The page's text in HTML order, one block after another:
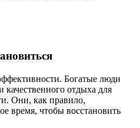
Богатые люди
отдыха для
Они, как правило,
время, чтобы восстановить